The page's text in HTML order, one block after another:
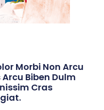
Morbi Non Arcu
Biben Dulm
Cras